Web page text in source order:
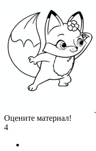
Оцените материал!
4